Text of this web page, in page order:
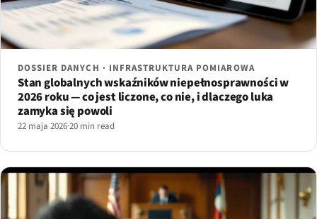
DOSSIER DANYCH · INFRASTRUKTURA POMIAROWA
Stan globalnych wskaźników niepełnosprawności w
2026 roku — co jest liczone, co nie, i dlaczego luka
zamyka się powoli
22 maja 2026·20 min read